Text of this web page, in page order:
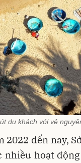
du khách với vẻ
2022 đến nay,
hoạt